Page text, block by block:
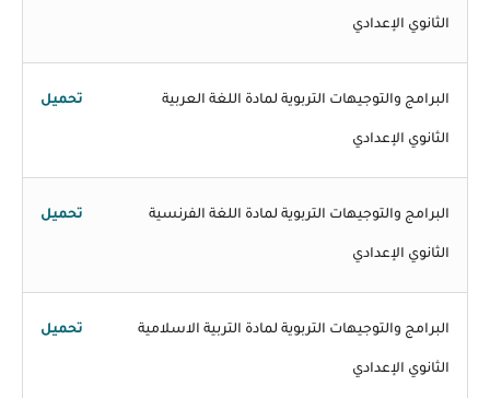
الثانوي الإعدادي
البرامج والتوجيهات التربوية لمادة اللغة العربية
الثانوي الإعدادي
تحميل
البرامج والتوجيهات التربوية لمادة اللغة الفرنسية
الثانوي الإعدادي
تحميل
البرامج والتوجيهات التربوية لمادة التربية الاسلامية
الثانوي الإعدادي
تحميل